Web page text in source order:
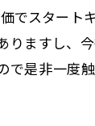
でスタート
りますし、
で是非一度